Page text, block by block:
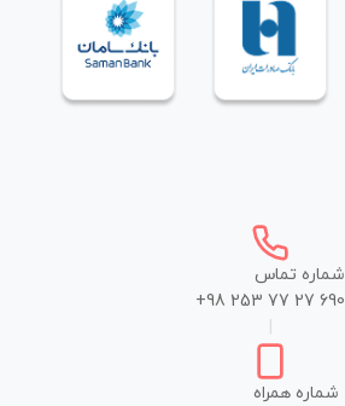
شماره تماس
+98 253 77 27 690
شماره همراه